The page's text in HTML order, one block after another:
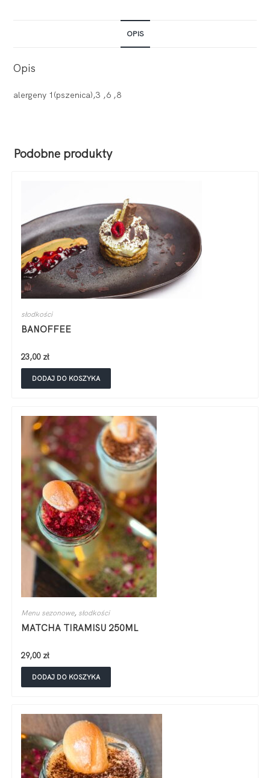
OPIS
Opis
alergeny 1(pszenica),3 ,6 ,8
Podobne produkty
słodkości
BANOFFEE
23,00 zł
DODAJ DO KOSZYKA
Menu sezonowe, słodkości
MATCHA TIRAMISU 250ML
29,00 zł
DODAJ DO KOSZYKA